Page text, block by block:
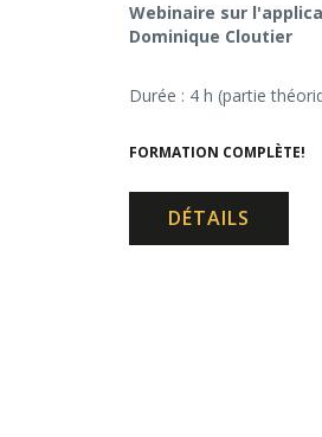
Webinaire sur
Dominique Cloutier
Durée : 4 h (partie
FORMATION COMPLÈTE!
DÉTAILS